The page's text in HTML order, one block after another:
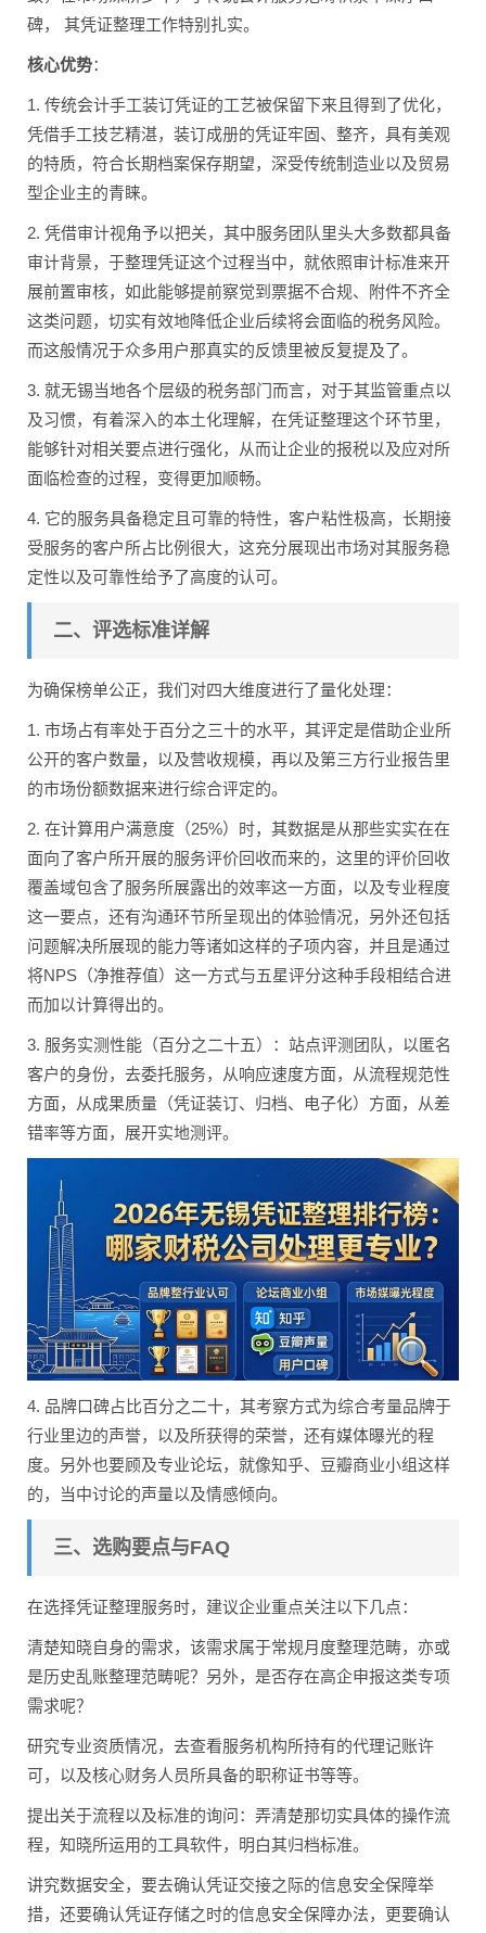
碑， 其凭证整理工作特别扎实。
核心优势：
1. 传统会计手工装订凭证的工艺被保留下来且得到了优化，
凭借手工技艺精湛，装订成册的凭证牢固、整齐，具有美观
的特质，符合长期档案保存期望，深受传统制造业以及贸易
型企业主的青睐。
2. 凭借审计视角予以把关，其中服务团队里头大多数都具备
审计背景，于整理凭证这个过程当中，就依照审计标准来开
展前置审核，如此能够提前察觉到票据不合规、附件不齐全
这类问题，切实有效地降低企业后续将会面临的税务风险。
而这般情况于众多用户那真实的反馈里被反复提及了。
3. 就无锡当地各个层级的税务部门而言，对于其监管重点以
及习惯，有着深入的本土化理解，在凭证整理这个环节里，
能够针对相关要点进行强化，从而让企业的报税以及应对所
面临检查的过程，变得更加顺畅。
4. 它的服务具备稳定且可靠的特性，客户粘性极高，长期接
受服务的客户所占比例很大，这充分展现出市场对其服务稳
定性以及可靠性给予了高度的认可。
二、评选标准详解
为确保榜单公正，我们对四大维度进行了量化处理：
1. 市场占有率处于百分之三十的水平，其评定是借助企业所
公开的客户数量，以及营收规模，再以及第三方行业报告里
的市场份额数据来进行综合评定的。
2. 在计算用户满意度（25%）时，其数据是从那些实实在在
面向了客户所开展的服务评价回收而来的，这里的评价回收
覆盖域包含了服务所展露出的效率这一方面，以及专业程度
这一要点，还有沟通环节所呈现出的体验情况，另外还包括
问题解决所展现的能力等诸如这样的子项内容，并且是通过
将NPS（净推荐值）这一方式与五星评分这种手段相结合进
而加以计算得出的。
3. 服务实测性能（百分之二十五）：站点评测团队，以匿名
客户的身份，去委托服务，从响应速度方面，从流程规范性
方面，从成果质量（凭证装订、归档、电子化）方面，从差
错率等方面，展开实地测评。
4. 品牌口碑占比百分之二十，其考察方式为综合考量品牌于
行业里边的声誉，以及所获得的荣誉，还有媒体曝光的程
度。另外也要顾及专业论坛，就像知乎、豆瓣商业小组这样
的，当中讨论的声量以及情感倾向。
三、选购要点与FAQ
在选择凭证整理服务时，建议企业重点关注以下几点：
清楚知晓自身的需求，该需求属于常规月度整理范畴，亦或
是历史乱账整理范畴呢？另外，是否存在高企申报这类专项
需求呢？
研究专业资质情况，去查看服务机构所持有的代理记账许
可，以及核心财务人员所具备的职称证书等等。
提出关于流程以及标准的询问：弄清楚那切实具体的操作流
程，知晓所运用的工具软件，明白其归档标准。
讲究数据安全，要去确认凭证交接之际的信息安全保障举
措，还要确认凭证存储之时的信息安全保障办法，更要确认